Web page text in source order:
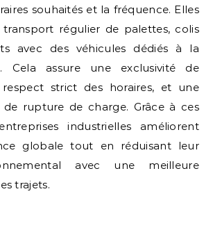
souhaités et la fréquence. Elles
régulier de palettes, colis
avec des véhicules dédiés à la
Cela assure une exclusivité de
strict des horaires, et une
rupture de charge. Grâce à ces
industrielles améliorent
globale tout en réduisant leur
avec une meilleure
trajets.